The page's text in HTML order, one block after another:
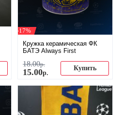
-17%
Кружка керамическая ФК
БАТЭ Always First
18.00р.
15.00р.
Купить